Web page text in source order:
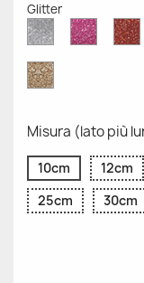
Glitter
Diamante
Glitter
Rosa
Glitter
Oro
Glitter
Misura (lato più
10cm 12cm
25cm
30cm